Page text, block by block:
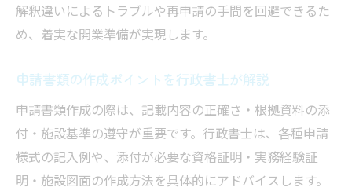
解釈違いによるトラブルや再申請の手間を回避できるた
め、着実な開業準備が実現します。
申請書類の作成ポイントを行政書士が解説
申請書類作成の際は、記載内容の正確さ・根拠資料の添
付・施設基準の遵守が重要です。行政書士は、各種申請
様式の記入例や、添付が必要な資格証明・実務経験証
明・施設図面の作成方法を具体的にアドバイスします。